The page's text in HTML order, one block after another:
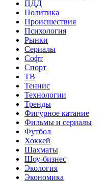
ПДД
Политика
Происшествия
Психология
Рынки
Сериалы
Софт
Спорт
ТВ
Теннис
Технологии
Тренды
Фигурное катание
Фильмы и сериалы
Футбол
Хоккей
Шахматы
Шоу-бизнес
Экология
Экономика